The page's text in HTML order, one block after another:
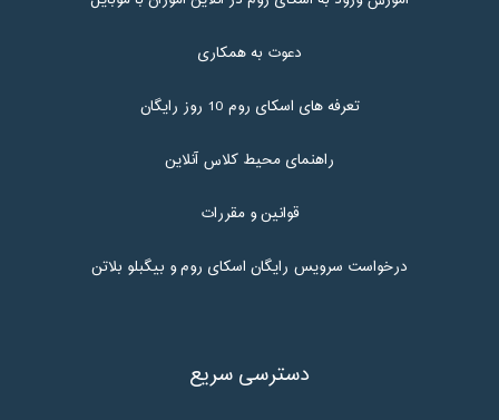
دعوت به همکاری
تعرفه های اسکای روم 10 روز رایگان
راهنمای محیط کلاس آنلاین
قوانین و مقررات
درخواست سرویس رایگان اسکای روم و بیگبلو بلاتن
دسترسی سریع